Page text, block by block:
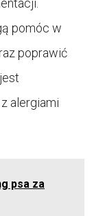
pomóc w
poprawić
alergiami
psa za